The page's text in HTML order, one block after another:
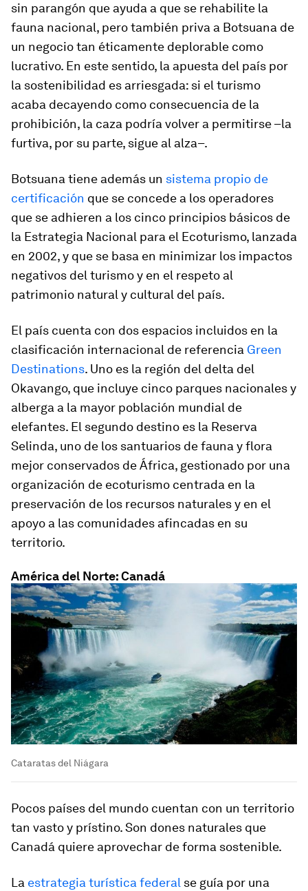
sin parangón que ayuda a que se rehabilite la
fauna nacional, pero también priva a Botsuana de
un negocio tan éticamente deplorable como
lucrativo. En este sentido, la apuesta del país por
la sostenibilidad es arriesgada: si el turismo
acaba decayendo como consecuencia de la
prohibición, la caza podría volver a permitirse –la
furtiva, por su parte, sigue al alza–.
Botsuana tiene además un sistema propio de
certificación que se concede a los operadores
que se adhieren a los cinco principios básicos de
la Estrategia Nacional para el Ecoturismo, lanzada
en 2002, y que se basa en minimizar los impactos
negativos del turismo y en el respeto al
patrimonio natural y cultural del país.
El país cuenta con dos espacios incluidos en la
clasificación internacional de referencia Green
Destinations. Uno es la región del delta del
Okavango, que incluye cinco parques nacionales y
alberga a la mayor población mundial de
elefantes. El segundo destino es la Reserva
Selinda, uno de los santuarios de fauna y flora
mejor conservados de África, gestionado por una
organización de ecoturismo centrada en la
preservación de los recursos naturales y en el
apoyo a las comunidades afincadas en su
territorio.
América del Norte: Canadá
Cataratas del Niágara
Pocos países del mundo cuentan con un territorio
tan vasto y prístino. Son dones naturales que
Canadá quiere aprovechar de forma sostenible.
La estrategia turística federal se guía por una